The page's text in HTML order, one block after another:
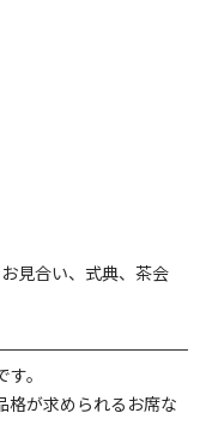
見合い、式典、茶会
。
格が求められるお席な